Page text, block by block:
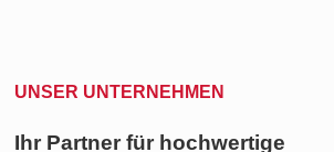
UNSER UNTERNEHMEN
Ihr Partner für hochwertige